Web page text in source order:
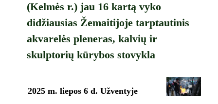
(Kelmės r.) jau 16 kartą vyko
didžiausias Žemaitijoje tarptautinis
akvarelės pleneras, kalvių ir
skulptorių kūrybos stovykla
2025 m. liepos 6 d. Užventyje